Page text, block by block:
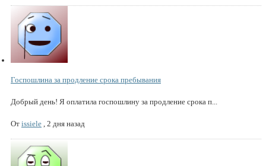
Госпошлина за продление срока пребывания
Добрый день! Я оплатила госпошлину за продление срока п...
От issiele , 2 дня назад